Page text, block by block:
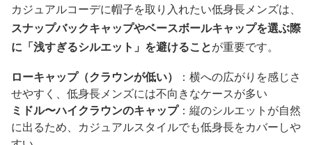
カジュアルコーデに帽子を取り入れたい低身長メンズは、
スナップバックキャップやベースボールキャップを選ぶ際
に「浅すぎるシルエット」を避けることが重要です。
ローキャップ（クラウンが低い）
：横への広がりを感じさ
せやすく、低身長メンズには不向きなケースが多い
ミドル〜ハイクラウンのキャップ：縦のシルエットが自然
に出るため、カジュアルスタイルでも低身長をカバーしや